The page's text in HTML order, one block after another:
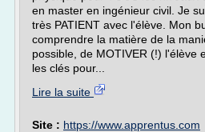
en master en ingénieur civil. Je
très PATIENT avec l'élève. Mon
comprendre la matière de la
possible, de MOTIVER (!) l'élève
les clés pour...
Lire la suite
Site : https://www.apprentus.com